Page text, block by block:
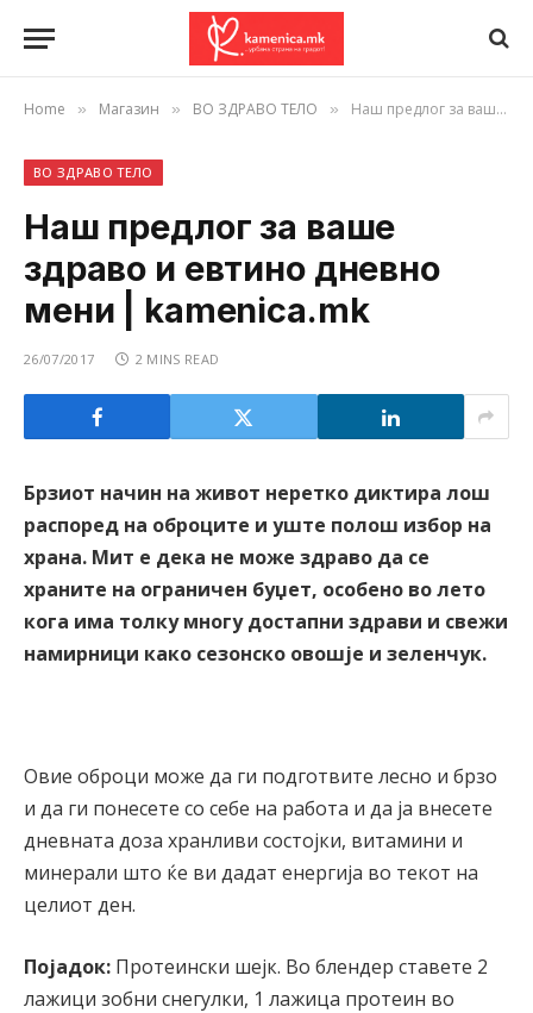
Home » Магазин » ВО ЗДРАВО ТЕЛО » Наш предлог за ваше здраво и евтино дневно мени | kamenica.mk
ВО ЗДРАВО ТЕЛО
Наш предлог за ваше
здраво и евтино дневно
мени | kamenica.mk
26/07/2017 2 MINS READ
Брзиот начин на живот неретко диктира лош
распоред на оброците и уште полош избор на
храна. Мит е дека не може здраво да се
храните на ограничен буџет, особено во лето
кога има толку многу достапни здрави и свежи
намирници како сезонско овошје и зеленчук.
Овие оброци може да ги подготвите лесно и брзо
и да ги понесете со себе на работа и да ја внесете
дневната доза хранливи состојки, витамини и
минерали што ќе ви дадат енергија во текот на
целиот ден.
Појадок: Протеински шејк. Во блендер ставете 2
лажици зобни снегулки, 1 лажица протеин во